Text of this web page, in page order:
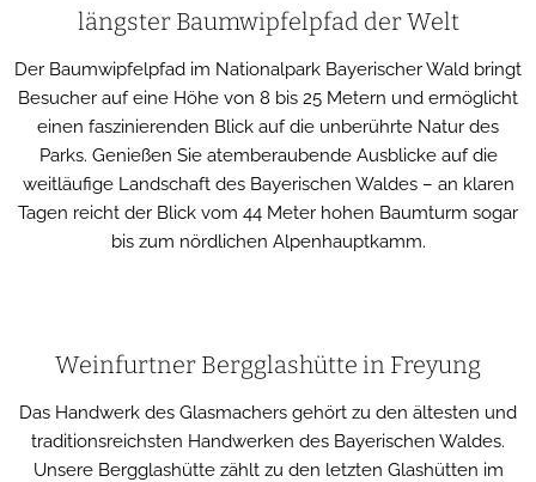
History Show“ mit Cowboys, Indianern, Siedlern,
Fallenstellern, Kutschen und Pferden sowie Rindern und
freilaufenden Bisons – lehrreich, spannend und humorvoll
zugleich.
Für Kinder gibt es auf dem 200.000 Quadratmeter großen,
hügeligen und teils bewaldeten Gelände viele Attraktionen:
einen Abenteuerspielplatz, einen Niederseilgarten, eine
Kindereisenbahn, ein Goldwaschcamp und einen
Streichelzoo. Während der bayerischen Schulferien wird es
teilnehmen. Die großen Sympathieträger sind die Pullman
City-Maskottchen „Lilly, Billy und Desperado“, die die Kinder
zum Pullman City Kidsdance einladen.
längster Baumwipfelpfad der Welt
Der Baumwipfelpfad im Nationalpark Bayerischer Wald bringt
Besucher auf eine Höhe von 8 bis 25 Metern und ermöglicht
einen faszinierenden Blick auf die unberührte Natur des
Parks. Genießen Sie atemberaubende Ausblicke auf die
weitläufige Landschaft des Bayerischen Waldes – an klaren
Tagen reicht der Blick vom 44 Meter hohen Baumturm sogar
bis zum nördlichen Alpenhauptkamm.
Weinfurtner Bergglashütte in Freyung
Das Handwerk des Glasmachers gehört zu den ältesten und
traditionsreichsten Handwerken des Bayerischen Waldes.
Unsere Bergglashütte zählt zu den letzten Glashütten im